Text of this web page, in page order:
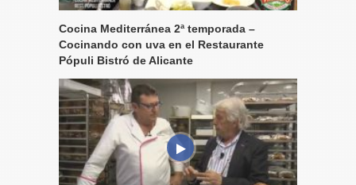
Cocina Mediterránea 2ª temporada –
Cocinando con uva en el Restaurante
Pópuli Bistró de Alicante